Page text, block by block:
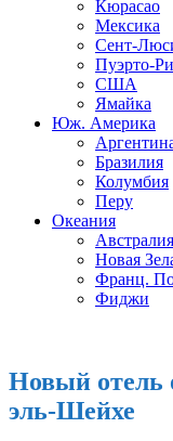
Кюрасао
Мексика
Сент-
Пуэрто-
США
Ямайка
Юж. Америка
Бразилия
Колумбия
Перу
Океания
Австралия
Новая
Франц.
Фиджи
Новый отель
эль-Шейхе